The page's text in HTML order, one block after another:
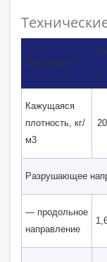
Показатель
5
Кажущаяся
плотность, кг/
м3
Разрушающее
— продольное
направление